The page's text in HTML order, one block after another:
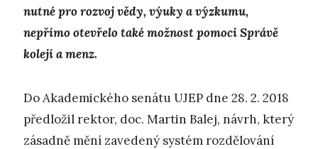
nutné pro rozvoj vědy, výuky a výzkumu,
nepřímo otevřelo také možnost pomoci Správě
kolejí a menz.
Do Akademického senátu UJEP dne 28. 2. 2018
předložil rektor, doc. Martin Balej, návrh, který
zásadně mění zavedený systém rozdělování